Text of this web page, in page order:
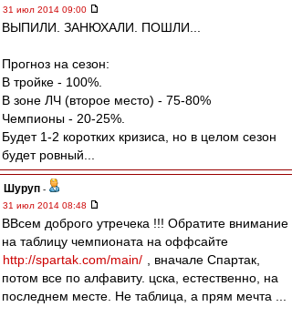
31 июл 2014 09:00
ВЫПИЛИ. ЗАНЮХАЛИ. ПОШЛИ...
Прогноз на сезон:
В тройке - 100%.
В зоне ЛЧ (второе место) - 75-80%
Чемпионы - 20-25%.
Будет 1-2 коротких кризиса, но в целом сезон
будет ровный...
Шуруп -
31 июл 2014 08:48
ВВсем доброго утречека !!! Обратите внимание
на таблицу чемпионата на оффсайте
http://spartak.com/main/ , вначале Спартак,
потом все по алфавиту. цска, естественно, на
последнем месте. Не таблица, а прям мечта ...